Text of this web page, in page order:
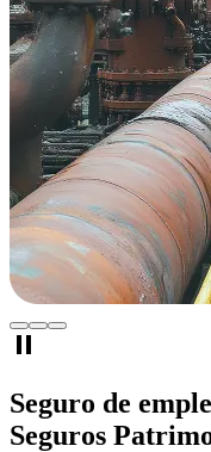
Seguro de
Seguros